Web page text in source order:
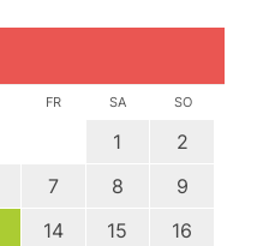
FR SA SO
1
2
7 8
9
14 15
16